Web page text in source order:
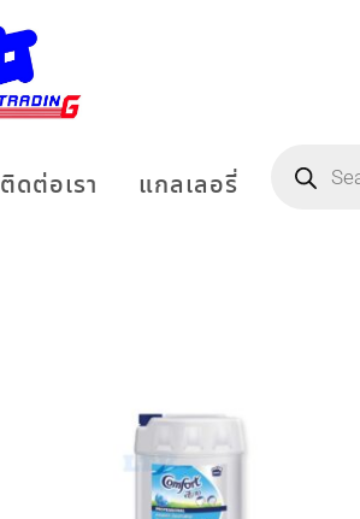
ติดต่อเรา แกลเลอรี่ search